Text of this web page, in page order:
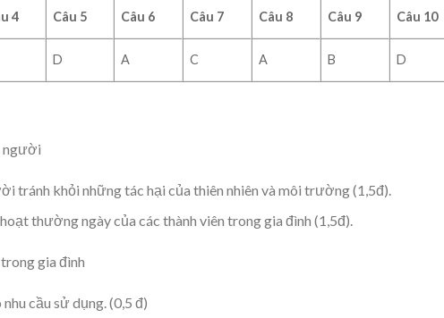
4 Câu 5 Câu 6 Câu 7 Câu 8 Câu 9 Câu 10
D A C A B D
người
tránh khỏi những tác hại của thiên nhiên và môi trường (1,5đ).
thường ngày của các thành viên trong gia đình (1,5đ).
gia đình
cầu sử dụng. (0,5 đ)